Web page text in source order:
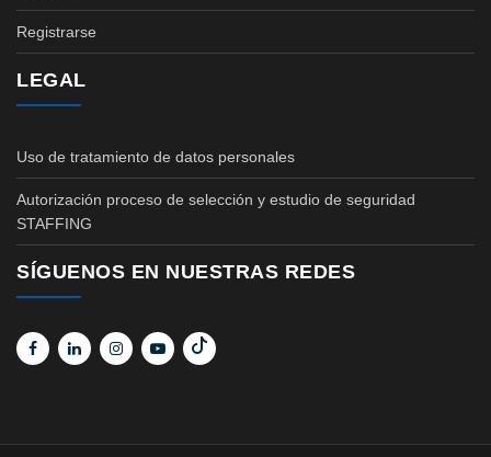
Registrarse
LEGAL
Uso de tratamiento de datos personales
Autorización proceso de selección y estudio de seguridad
STAFFING
SÍGUENOS EN NUESTRAS REDES